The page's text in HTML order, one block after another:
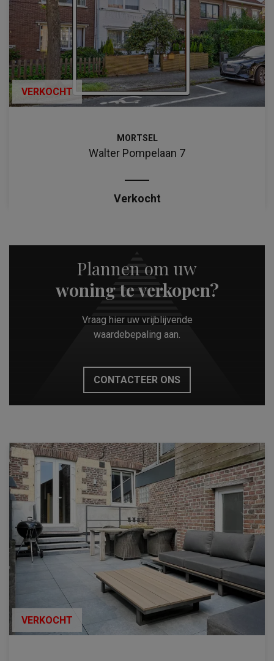
VERKOCHT
MORTSEL
Walter Pompelaan 7
Verkocht
Plannen om uw
woning te verkopen?
Vraag hier uw vrijblijvende
waardebepaling aan.
CONTACTEER ONS
VERKOCHT